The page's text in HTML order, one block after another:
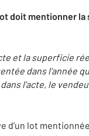
doit mentionner
et la superficie
dans l’année
l’acte, le
d’un lot